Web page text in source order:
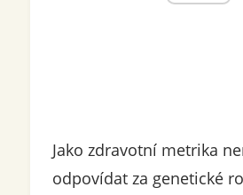
Jako zdravotní metrika
odpovídat za genetické